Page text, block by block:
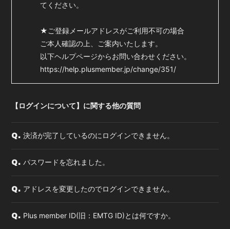
てください。
★ご登録メールアドレスがご利用不可の場合
ご本人確認の上、ご案内いたします。
以下ヘルプページからお問い合わせください。
https://help.plusmember.jp/change/351/
【ログインについて】に関する他の質問
Q. 決済が完了しているのにログインできません。
Q. パスワードを忘れました。
Q. アドレスを変更したのでログインできません。
Q. Plus member ID(旧：EMTG ID)とは何ですか。